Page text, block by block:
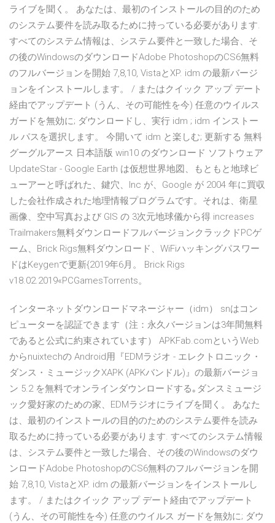
ライブを聞く。 あなたは、最初のインストールの目的のため
のシステム要件を読み取るために持っている必要があります.
すべてのシステム情報は、システム要件と一致した場合、そ
の後のWindowsのダウンロードAdobe PhotoshopのCS6無料
のフルバージョンを開始 7,8,10, VistaとXP. idm の最新バージ
ョンをインストールします。 / またはクイック アップ デート
経由でアップデート (うん、その可能性を今) 任意のウイルス
ガードを無効に; ダウンロードし、実行 idm ; idm インストー
ル パスを選択します。 今開いて idm と楽しむ; 更新する 無料
グーグルアース 日本語版 win10 のダウンロード ソフトウェア
UpdateStar - Google Earth は仮想世界地図、もともと地球ビ
ューアーと呼ばれた、鍵穴、Inc が、Google が 2004 年に買収
した会社作成された地理情報プログラムです。それは、衛星
画像、空中写真および GIS の 3次元地球儀から得 increases
Trailmakers無料ダウンロードフルバージョンクラックドPCゲ
ーム、Brick Rigs無料ダウンロード、WiFiハッキングパスワー
ドはKeygenで更新{2019年6月。 Brick Rigs
v18.02.2019«PCGamesTorrents。
インターネットダウンロードマネージャー（idm） snはコン
ピューターを認証できます（注：永久バージョンは3年間無料
であると公式に約束されています） APKFab.comというWeb
からnuixtechの Android用『EDMラジオ - エレクトロニック・
ダンス・ミュージックXAPK (APKバンドル)』の最新バージョ
ン 5.2 を無料でオンラインダウンロードする｡ダンスミュージ
ック愛好家のための家、EDMラジオにライブを聞く。 あなた
は、最初のインストールの目的のためのシステム要件を読み
取るために持っている必要があります. すべてのシステム情報
は、システム要件と一致した場合、その後のWindowsのダウ
ンロードAdobe PhotoshopのCS6無料のフルバージョンを開
始 7,8,10, VistaとXP. idm の最新バージョンをインストールし
ます。 / またはクイック アップ デート経由でアップデート
(うん、その可能性を今) 任意のウイルス ガードを無効に; ダウ